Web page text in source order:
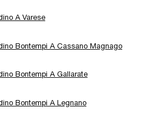
A Varese
Bontempi A Cassano Magnago
Bontempi A Gallarate
Bontempi A Legnano